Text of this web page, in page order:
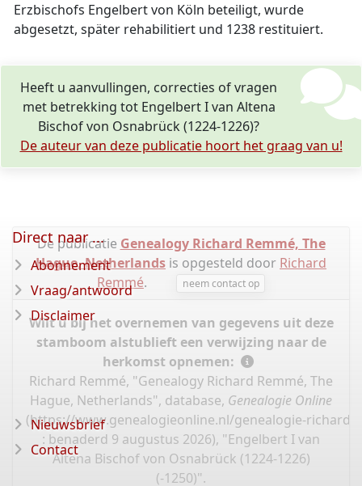
Erzbischofs Engelbert von Köln beteiligt, wurde
abgesetzt, später rehabilitiert und 1238 restituiert.
Heeft u aanvullingen, correcties of vragen
met betrekking tot Engelbert I van Altena
Bischof von Osnabrück (1224-1226)?
De auteur van deze publicatie hoort het graag van u!
De publicatie Genealogy Richard Remmé, The
Hague, Netherlands is opgesteld door Richard
Remmé. neem contact op
Wilt u bij het overnemen van gegevens uit deze
stamboom alstublieft een verwijzing naar de
herkomst opnemen:
Richard Remmé, "Genealogy Richard Remmé, The
Hague, Netherlands", database, Genealogie Online
(https://www.genealogieonline.nl/genealogie-richard-
: benaderd 9 augustus 2026), "Engelbert I van
Altena Bischof von Osnabrück (1224-1226)
(-1250)".
Direct naar ...
Abonnement
Vraag/antwoord
Disclaimer
Nieuwsbrief
Contact